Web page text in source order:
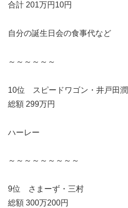
合計 201万円10円
自分の誕生日会の食事代など
～～～～～～
10位 スピードワゴン・井戸田潤
総額 299万円
ハーレー
～～～～～～～～～
9位 さまーず・三村
総額 300万200円